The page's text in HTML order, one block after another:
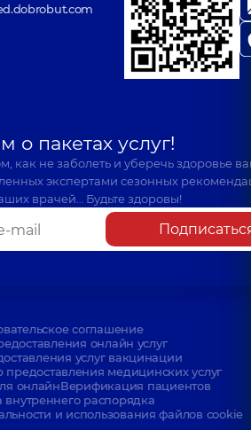
о пакетах услуг!
как не заболеть и уберечь здоровье
экспертами сезонных
врачей… Будьте здоровы!
соглашение
онлайн услуг
услуг вакцинации
медицинских услуг
онлайнВерификация пациентов
распорядка
и использования файлов cookie